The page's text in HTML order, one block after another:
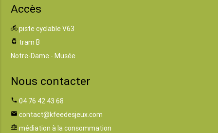
Accès
directions_bike piste cyclable V63
tram tram B
Notre-Dame - Musée
Nous contacter
phone 04 76 42 43 68
email contact@kfeedesjeux.com
balance médiation à la consommation